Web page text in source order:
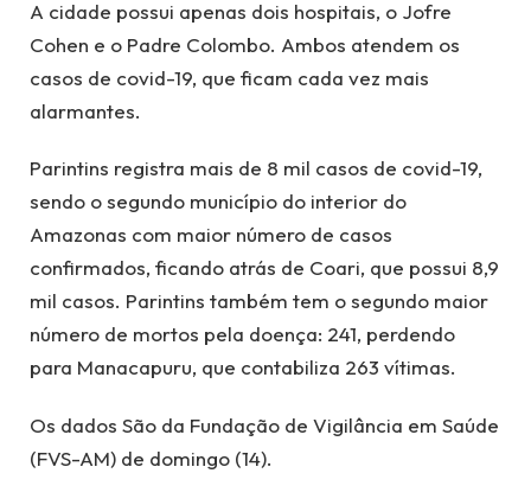
A cidade possui apenas dois hospitais, o Jofre
Cohen e o Padre Colombo. Ambos atendem os
casos de covid-19, que ficam cada vez mais
alarmantes.
Parintins registra mais de 8 mil casos de covid-19,
sendo o segundo município do interior do
Amazonas com maior número de casos
confirmados, ficando atrás de Coari, que possui 8,9
mil casos. Parintins também tem o segundo maior
número de mortos pela doença: 241, perdendo
para Manacapuru, que contabiliza 263 vítimas.
Os dados São da Fundação de Vigilância em Saúde
(FVS-AM) de domingo (14).